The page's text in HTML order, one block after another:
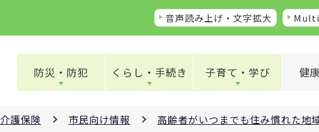
音声読み上げ・文字拡大
防災・防犯 くらし・手続き 子育て・学び 健
介護保険 市民向け情報
高齢者がいつまでも住み慣れた地